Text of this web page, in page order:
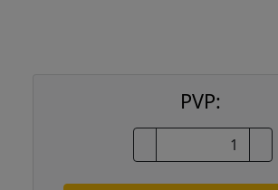
PVP: